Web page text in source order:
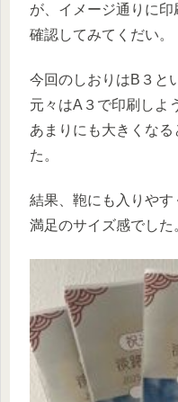
が、イメージ通りに
確認してみてくだい。
今回のしおりはB３と
元々はA３で印刷しよ
あまりにも大きくな
た。
結果、鞄にも入りやす
満足のサイズ感でした